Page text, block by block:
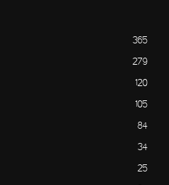
365
279
120
105
84
34
25